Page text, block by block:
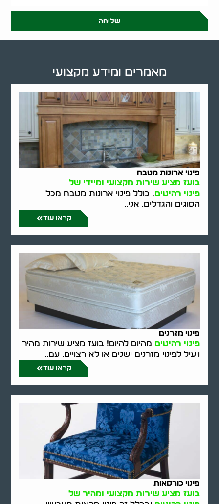
שליחה
פינוי ארונות מטבח
בועז מציע שירות מקצועי ומיידי של
פינוי רהיטים, כולל פינוי ארונות מטבח מכל
הסוגים והגדלים. אני..
קראו עוד
פינוי מזרנים
פינוי רהיטים מהיום להיום! בועז מציע שירות מהיר
ויעיל לפינוי מזרנים ישנים או לא רצויים. עם..
קראו עוד
פינוי כורסאות
בועז מציע שירות מקצועי ומהיר של
מאמרים ומידע מקצועי